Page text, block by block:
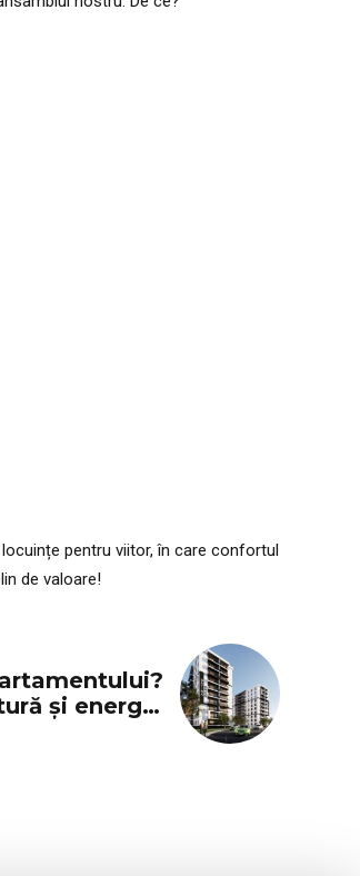
pentru viitor, în care confortul
de valoare!
și energie